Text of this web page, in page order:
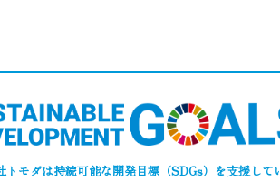
トモダは持続可能な開発目標（SDGs） を支援して